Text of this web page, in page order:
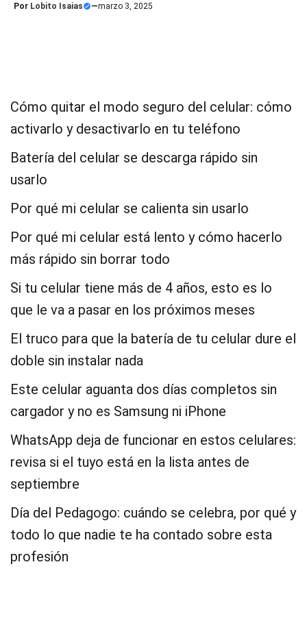
Por Lobito Isaias —marzo 3, 2025
Cómo quitar el modo seguro del celular: cómo
activarlo y desactivarlo en tu teléfono
Batería del celular se descarga rápido sin
usarlo
Por qué mi celular se calienta sin usarlo
Por qué mi celular está lento y cómo hacerlo
más rápido sin borrar todo
Si tu celular tiene más de 4 años, esto es lo
que le va a pasar en los próximos meses
El truco para que la batería de tu celular dure el
doble sin instalar nada
Este celular aguanta dos días completos sin
cargador y no es Samsung ni iPhone
WhatsApp deja de funcionar en estos celulares:
revisa si el tuyo está en la lista antes de
septiembre
Día del Pedagogo: cuándo se celebra, por qué y
todo lo que nadie te ha contado sobre esta
profesión